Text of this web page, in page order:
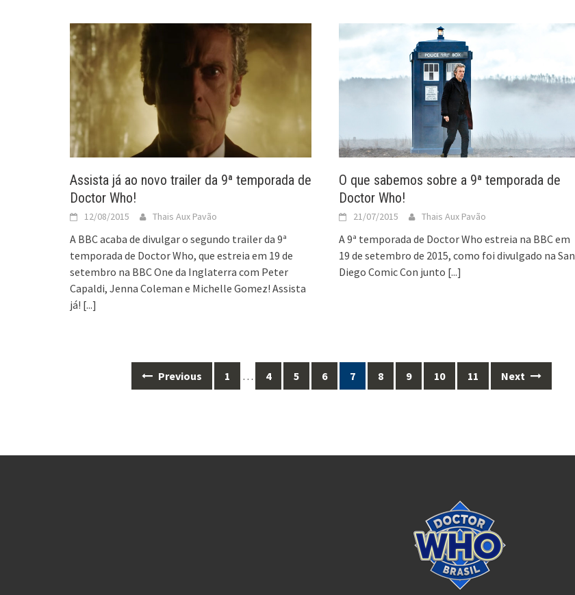
Assista já ao novo trailer da 9ª temporada de
Doctor Who!
12/08/2015 Thais Aux Pavão
A BBC acaba de divulgar o segundo trailer da 9ª
temporada de Doctor Who, que estreia em 19 de
setembro na BBC One da Inglaterra com Peter
Capaldi, Jenna Coleman e Michelle Gomez! Assista
já! [...]
O que sabemos sobre a 9ª temporada de
Doctor Who!
21/07/2015 Thais Aux Pavão
A 9ª temporada de Doctor Who estreia na BBC em
19 de setembro de 2015, como foi divulgado na San
Diego Comic Con junto [...]
navigation
Previous 1 … 4 5 6 7 8 9 10 11 Next